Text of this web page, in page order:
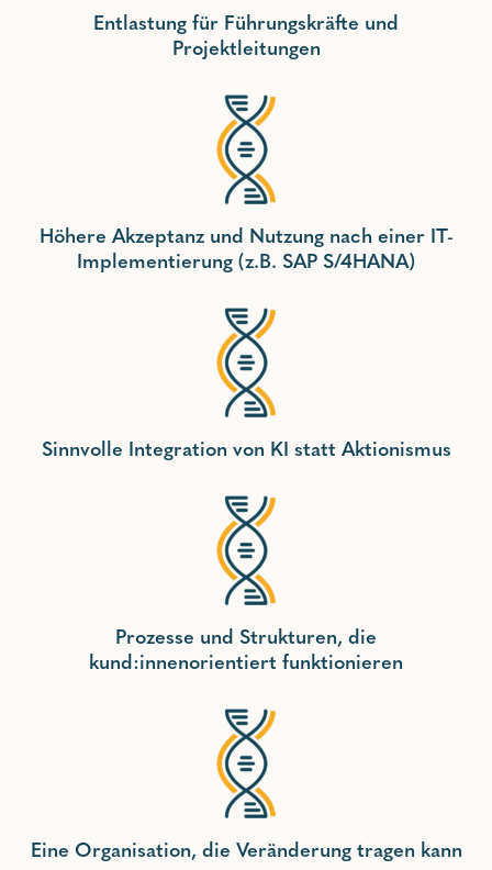
Entlastung für Führungskräfte und
Projektleitungen
Höhere Akzeptanz und Nutzung nach einer IT-
Implementierung (z.B. SAP S/4HANA)
Sinnvolle Integration von KI statt Aktionismus
Prozesse und Strukturen, die
kund:innenorientiert funktionieren
Eine Organisation, die Veränderung tragen kann